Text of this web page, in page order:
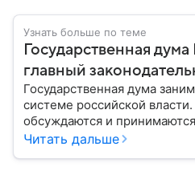
Узнать больше по теме
Государственная
главный
Государственная дума
системе российской
обсуждаются и
определяющие развитие
Читать дальше